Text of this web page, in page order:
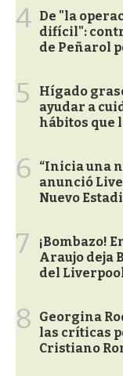
4 De "la
difícil":
de Peñarol
5
Hígado
ayudar a
hábitos que
6
“Inicia una
anunció
Nuevo
7
¡Bombazo!
Araujo deja
del
8
Georgina
las críticas
Cristiano